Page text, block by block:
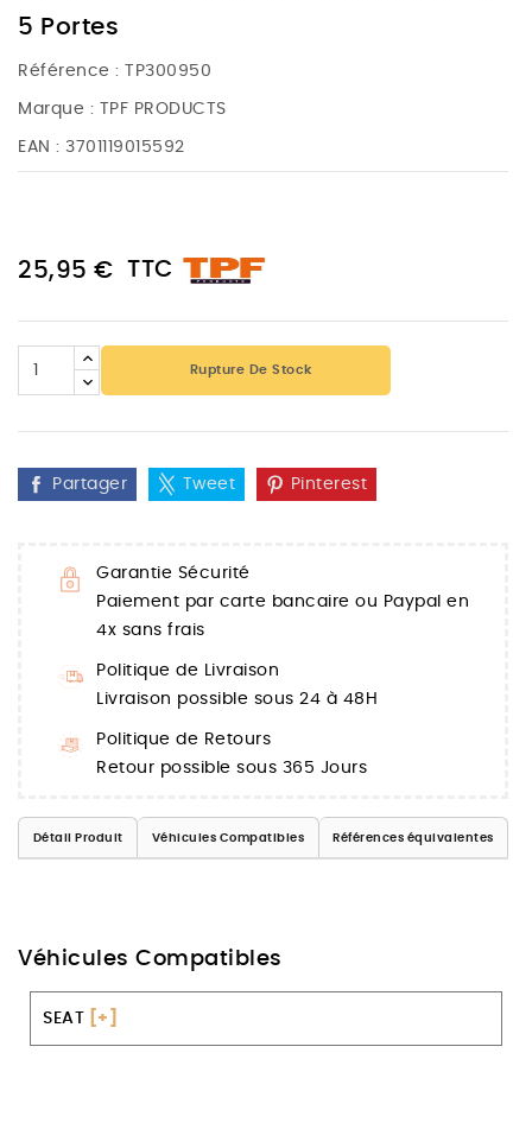
5 Portes
Référence : TP300950
Marque : TPF PRODUCTS
EAN : 3701119015592
25,95 € TTC
Rupture De Stock
Partager Tweet Pinterest
Garantie Sécurité
Paiement par carte bancaire ou Paypal en
4x sans frais
Politique de Livraison
Livraison possible sous 24 à 48H
Politique de Retours
Retour possible sous 365 Jours
Détail Produit Véhicules Compatibles Références équivalentes
Véhicules Compatibles
SEAT [+]